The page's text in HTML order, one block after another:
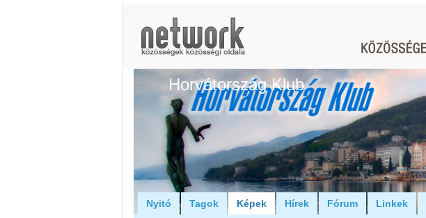
Horvátország Klub
Nyitó Tagok Képek Hírek Fórum Linkek